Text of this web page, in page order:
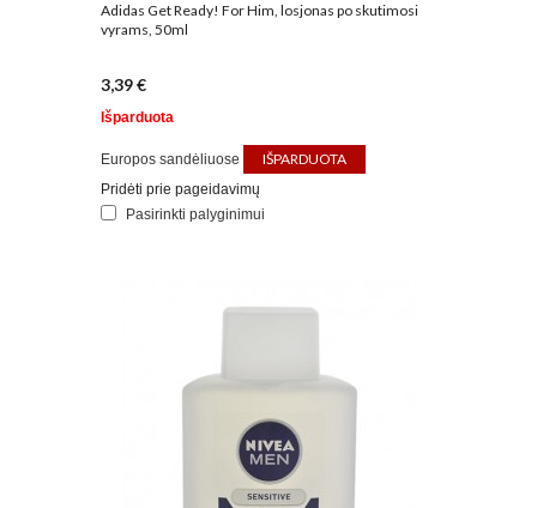
Adidas Get Ready! For Him, losjonas po skutimosi
vyrams, 50ml
3,39 €
Išparduota
Europos sandėliuose IŠPARDUOTA
Pridėti prie pageidavimų
Pasirinkti palyginimui